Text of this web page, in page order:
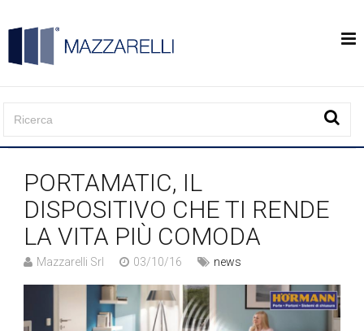
PORTAMATIC, IL
DISPOSITIVO CHE TI RENDE
LA VITA PIÙ COMODA
Mazzarelli Srl 03/10/16 news